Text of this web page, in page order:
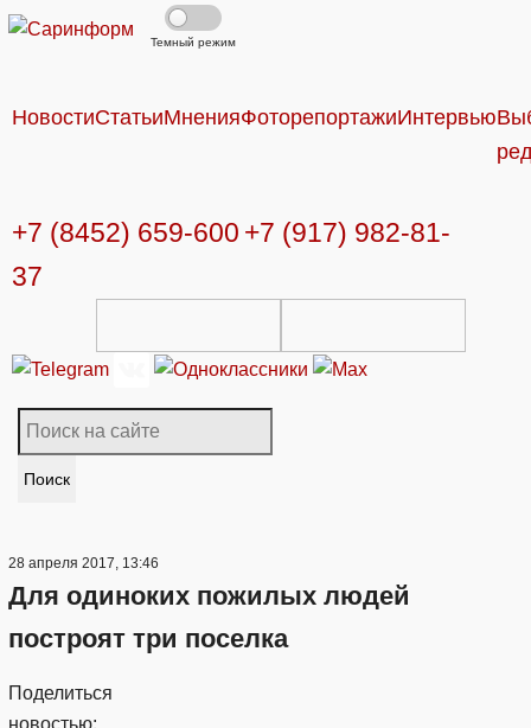
Темный режим
НовостиСтатьиМненияФоторепортажиИнтервью
+7 (8452) 659-600 +7 (917) 982-81-
37
Поиск
28 апреля 2017, 13:46
Для одиноких пожилых людей
построят три поселка
Поделиться
новостью: